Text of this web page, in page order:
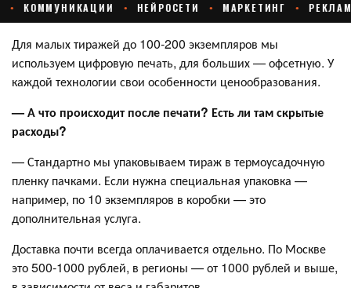
Для малых тиражей до 100-200 экземпляров мы
используем цифровую печать, для больших — офсетную. У
каждой технологии свои особенности ценообразования.
— А что происходит после печати? Есть ли там скрытые
расходы?
— Стандартно мы упаковываем тираж в термоусадочную
пленку пачками. Если нужна специальная упаковка —
например, по 10 экземпляров в коробки — это
дополнительная услуга.
Доставка почти всегда оплачивается отдельно. По Москве
это 500-1000 рублей, в регионы — от 1000 рублей и выше,